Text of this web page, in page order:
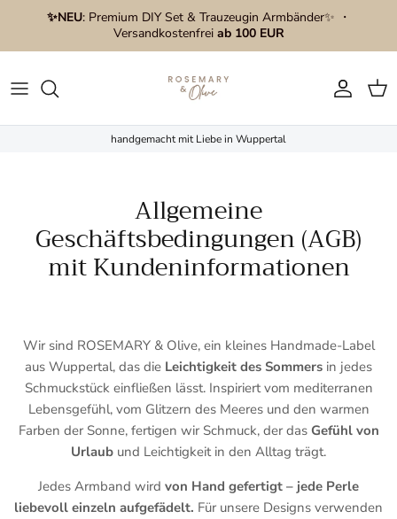
Direkt zum Inhalt
✨NEU: Premium DIY Set & Trauzeugin Armbänder✨ ・
Versandkostenfrei ab 100 EUR
Konto
handgemacht mit Liebe in Wuppertal
Allgemeine
Geschäftsbedingungen (AGB)
mit Kundeninformationen
Wir sind ROSEMARY & Olive, ein kleines Handmade-Label
aus Wuppertal, das die Leichtigkeit des Sommers in jedes
Schmuckstück einfließen lässt. Inspiriert vom mediterranen
Lebensgefühl, vom Glitzern des Meeres und den warmen
Farben der Sonne, fertigen wir Schmuck, der das Gefühl von
Urlaub und Leichtigkeit in den Alltag trägt.
Jedes Armband wird von Hand gefertigt – jede Perle
liebevoll einzeln aufgefädelt. Für unsere Designs verwenden